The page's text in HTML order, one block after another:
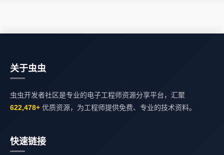
关于虫虫
虫虫开发者社区是专业的电子工程师资源分享平台，汇聚
622,478+ 优质资源，为工程师提供免费、专业的技术资料。
快速链接